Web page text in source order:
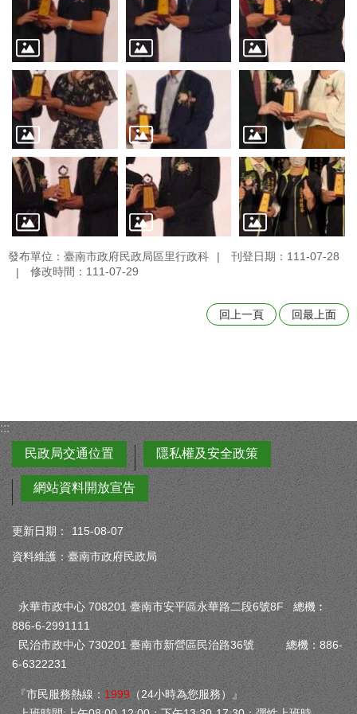
發布單位：臺南市政府民政局區里行政科
刊登日期：111-07-28
修改時間：111-07-29
回上一頁 回最上面
:::
民政局交通位置
隱私權及安全政策
網站資料開放宣告
更新日期：
115-08-07
資料維護：臺南市政府民政局
永華市政中心 708201 臺南市安平區永華路二段6號8F 總機︰
886-6-2991111
民治市政中心 730201 臺南市新營區民治路36號 總機：886-
6-6322231
『市民服務熱線： 1999 （24小時為您服務）』